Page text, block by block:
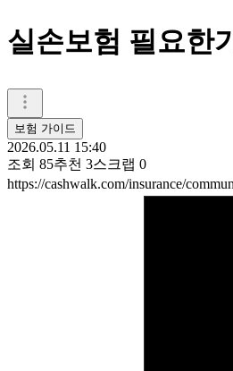
실손보험 필요한
보험 가이드
2026.05.11 15:40
조회 85추천 3스크랩 0
https://cashwalk.com/insurance/